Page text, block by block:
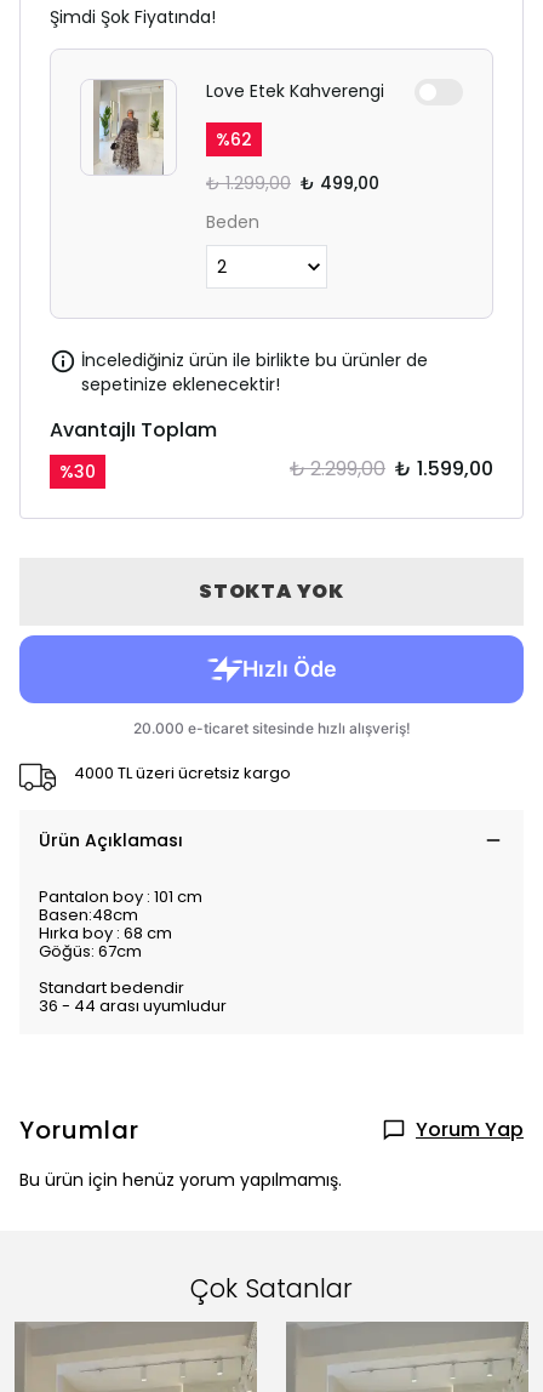
Şimdi Şok Fiyatında!
Love Etek Kahverengi
%62
₺ 1.299,00 ₺ 499,00
Beden
İncelediğiniz ürün ile birlikte bu ürünler de
sepetinize eklenecektir!
Avantajlı Toplam
%30 ₺ 2.299,00 ₺ 1.599,00
STOKTA YOK
4000 TL üzeri ücretsiz kargo
Ürün Açıklaması
Pantalon boy : 101 cm
Basen:48cm
Hırka boy : 68 cm
Göğüs: 67cm
Standart bedendir
36 - 44 arası uyumludur
Yorumlar Yorum Yap
Bu ürün için henüz yorum yapılmamış.
Çok Satanlar